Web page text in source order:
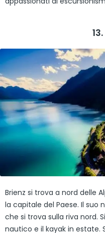
Brienz si trova a nord delle
la capitale del Paese. Il suo
che si trova sulla riva nord.
nautico e il kayak in estate.